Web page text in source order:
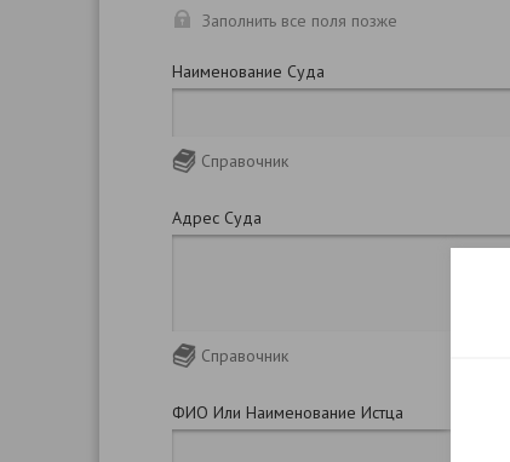
Заполнить все поля позже
Наименование Суда
Справочник
Адрес Суда
Справочник
ФИО Или Наименование Истца